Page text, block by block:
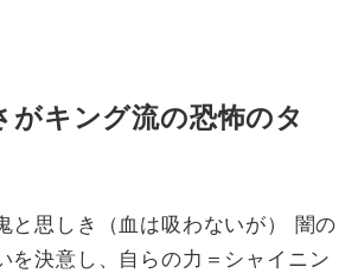
がキング流の恐怖のタ
と思しき（血は吸わないが） 闇の
を決意し、自らの力＝シャイニン